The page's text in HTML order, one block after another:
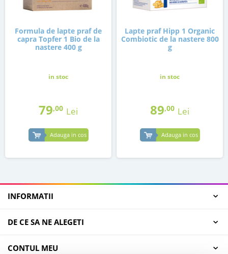
Formula de lapte praf de
capra Topfer 1 Bio de la
nastere 400 g
in stoc
79,00 Lei
Adauga in cos
Lapte praf Hipp 1 Organic
Combiotic de la nastere 800
g
in stoc
89,00 Lei
Adauga in cos
INFORMATII
DE CE SA NE ALEGETI
CONTUL MEU